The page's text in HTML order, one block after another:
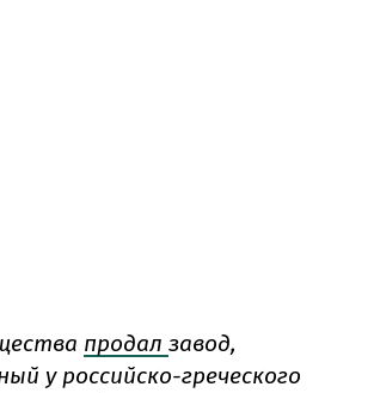
продал завод,
у российско-греческого